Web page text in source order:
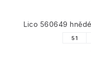
Lico 560649
51